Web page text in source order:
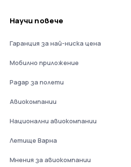
Научи повече
Гаранция за най-ниска цена
Мобилно приложение
Радар за полети
Авиокомпании
Национални авиокомпании
Летище Варна
Мнения за авиокомпании